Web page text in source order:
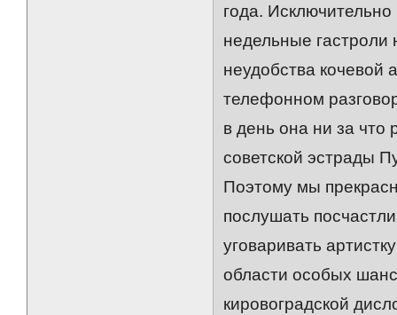
года.
недельные гастроли
неудобства кочевой
телефонном
в день она ни за что
советской эстрады
Поэтому мы
послушать
уговаривать
области особых
кировоградской